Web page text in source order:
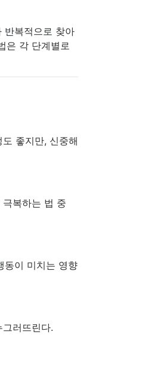
반복적으로 찾아
은 각 단계별로
좋지만, 신중해
복하는 법 중
동이 미치는 영향
러뜨린다.